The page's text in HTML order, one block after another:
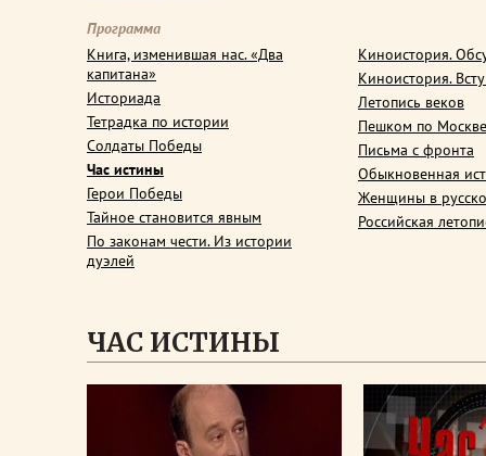
Программа
Книга, изменившая нас. «Два
капитана»
Историада
Тетрадка по истории
Солдаты Победы
Час истины
Герои Победы
Тайное становится явным
По законам чести. Из истории
дуэлей
Киноистория.
Киноистория.
Летопись веков
Пешком по Москве
Письма с фронта
Обыкновенная
Женщины в
Российская
ЧАС ИСТИНЫ